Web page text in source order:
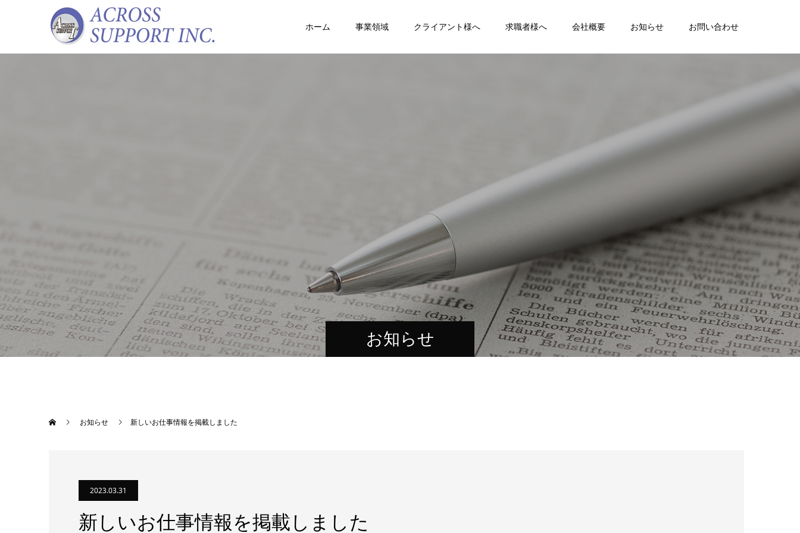
ホーム 事業領域 クライアント様へ 求職者様へ 会社概要 お知らせ お問い合わせ
お知らせ
お知らせ 新しいお仕事情報を掲載しました
2023.03.31
新しいお仕事情報を掲載しました